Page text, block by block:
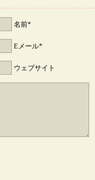
名前*
Eメール*
ウェブサイト